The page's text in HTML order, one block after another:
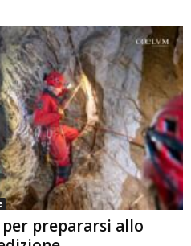
prepararsi allo